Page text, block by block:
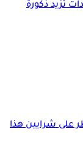
التستوستيرون طبيعيًا- 5 عادات تزيد ذكورة
على شرايين هذا